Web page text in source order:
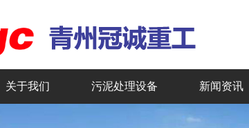
关于我们 污泥处理设备 新闻资讯